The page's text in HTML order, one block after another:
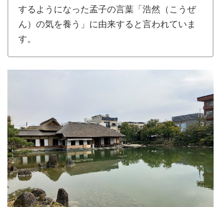
するようになった孟子の言葉「浩然（こうぜ
ん）の気を養う」に由来すると言われていま
す。